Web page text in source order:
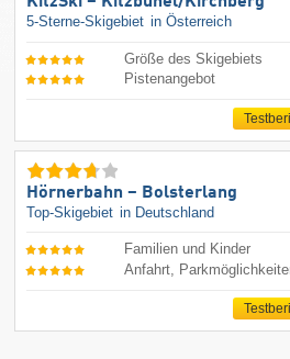
5-Sterne-Skigebiet in Österreich
Größe des Skigebiets
Pistenangebot
Hörnerbahn – Bolsterlang
Top-Skigebiet in Deutschland
Familien und Kinder
Anfahrt,